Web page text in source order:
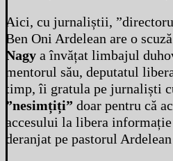
Aici, cu jurnaliștii,
Ben Oni Ardelean are o
Nagy a învățat limbajul
mentorul său, deputatul
timp, îi gratula pe jurnaliști
”nesimțiți” doar pentru că
accesului la libera
deranjat pe pastorul